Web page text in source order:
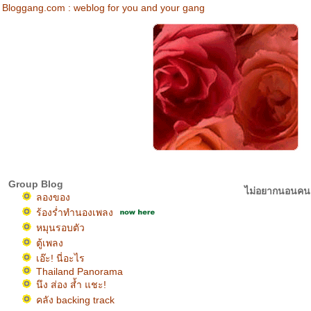
Bloggang.com : weblog for you and your gang
Group Blog
ลองของ
ร้องร่ำทำนองเพลง
หมุนรอบตัว
ตู้เพลง
เอ๊ะ! นี่อะไร
Thailand Panorama
นึง ส่อง ส้ำ แชะ!
คลัง backing track
ไม่อยากนอนคน